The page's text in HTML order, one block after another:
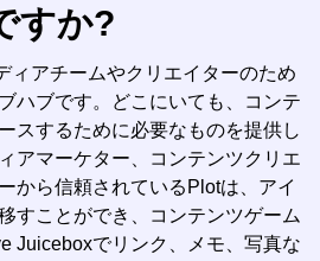
すか?
ィアチームやクリエイターのため
ハブです。どこにいても、コンテ
スするために必要なものを提供し
アマーケター、コンテンツクリエ
から信頼されているPlotは、アイ
すことができ、コンテンツゲーム
Juiceboxでリンク、メモ、写真な